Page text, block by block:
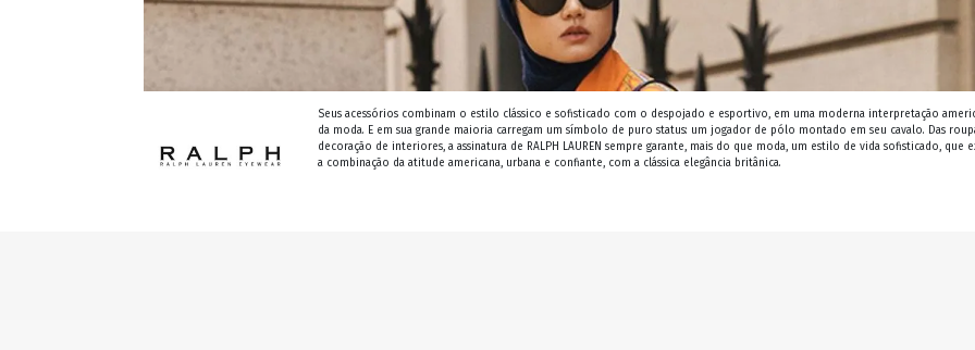
Seus acessórios combinam o estilo clássico e sofisticado com o despojado e esportivo, em uma moderna interpretação
da moda. E em sua grande maioria carregam um símbolo de puro status: um jogador de pólo montado em seu cavalo. Das
decoração de interiores, a assinatura de RALPH LAUREN sempre garante, mais do que moda, um estilo de vida sofisticado, que
a combinação da atitude americana, urbana e confiante, com a clássica elegância britânica.